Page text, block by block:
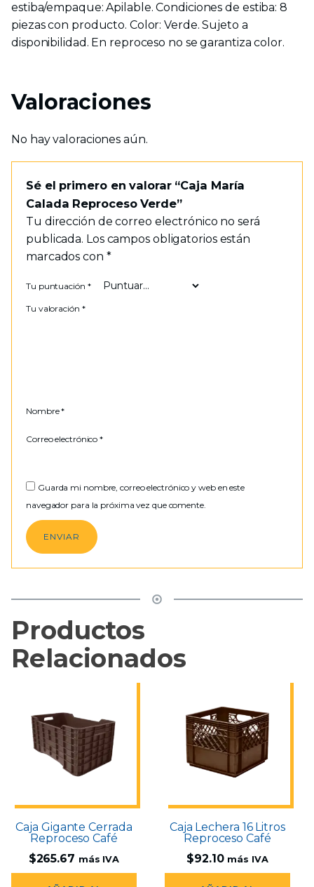
estiba/empaque: Apilable. Condiciones de estiba: 8
piezas con producto. Color: Verde. Sujeto a
disponibilidad. En reproceso no se garantiza color.
Valoraciones
No hay valoraciones aún.
Sé el primero en valorar “Caja María
Calada Reproceso Verde”
Tu dirección de correo electrónico no será
publicada. Los campos obligatorios están
marcados con *
Tu puntuación *
Tu valoración *
Nombre*
Correo electrónico*
Guarda mi nombre, correo electrónico y web en este
navegador para la próxima vez que comente.
Productos
Relacionados
Caja Gigante Cerrada
Reproceso Café
$265.67 más IVA
Caja Lechera 16 Litros
Reproceso Café
$92.10 más IVA